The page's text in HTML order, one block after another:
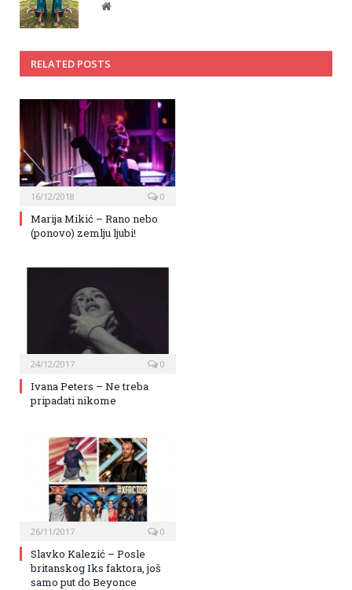
Website
RELATED POSTS
16/12/2018 0
Marija Mikić – Rano nebo
(ponovo) zemlju ljubi!
24/12/2017 0
Ivana Peters – Ne treba
pripadati nikome
26/11/2017 0
Slavko Kalezić – Posle
britanskog Iks faktora, još
samo put do Beyonce